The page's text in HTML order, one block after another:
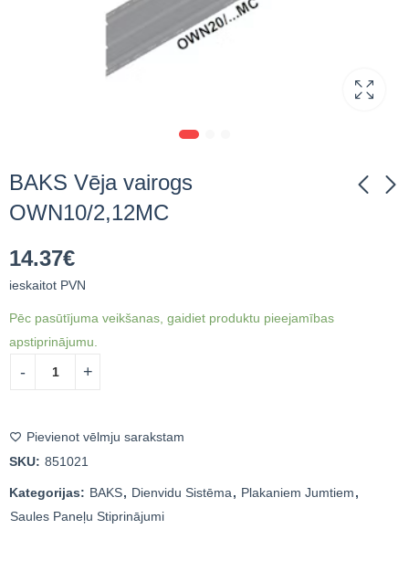
BAKS Vēja vairogs
OWN10/2,12MC
14.37€
ieskaitot PVN
Pēc pasūtījuma veikšanas, gaidiet produktu pieejamības
apstiprinājumu.
Pievienot vēlmju sarakstam
SKU: 851021
Kategorijas: BAKS, Dienvidu Sistēma, Plakaniem Jumtiem,
Saules Paneļu Stiprinājumi